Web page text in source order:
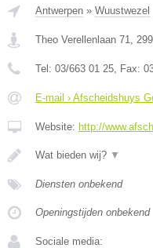
Antwerpen » Wuustwezel
Theo Verellenlaan 71,
Tel: 03/663 01 25, Fax:
E-mail › Afscheidshuys
Website: http://
Wat bieden wij? ▼
Diensten onbekend
Openingstijden onbekend
Sociale media: